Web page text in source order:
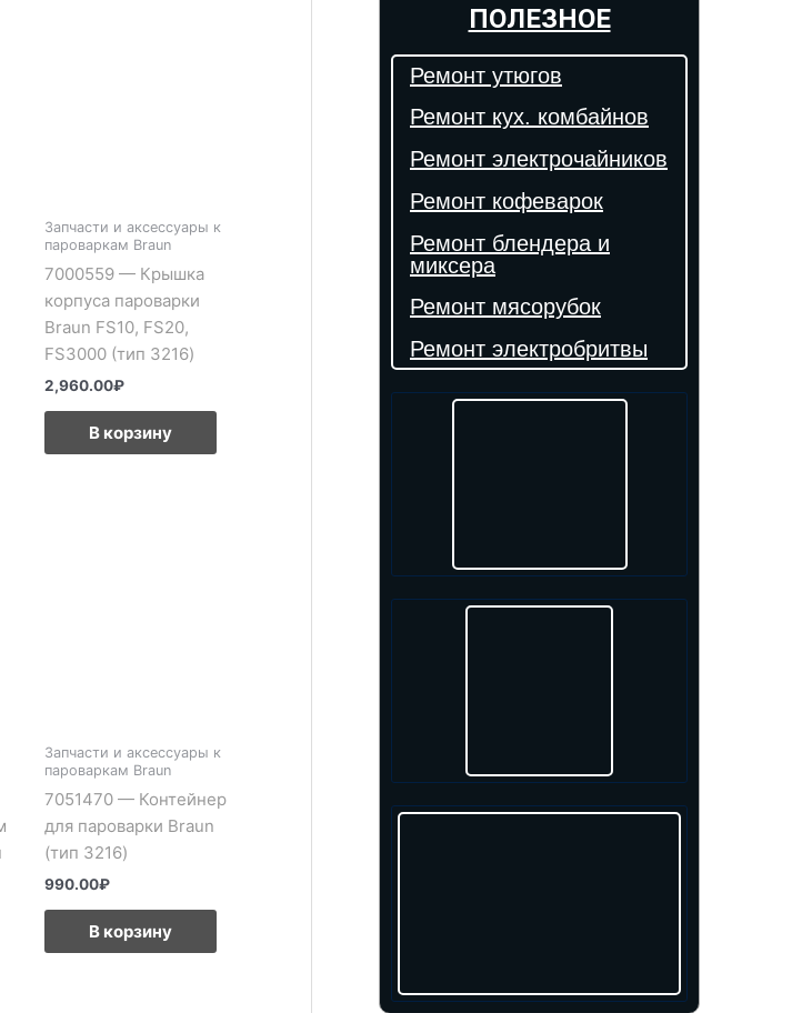
Запчасти и аксессуары к
пароваркам Braun
7000559 — Крышка
корпуса пароварки
Braun FS10, FS20,
FS3000 (тип 3216)
2,960.00₽
В корзину
Запчасти и аксессуары к
пароваркам Braun
7051470 — Контейнер
для пароварки Braun
(тип 3216)
990.00₽
В корзину
ПОЛЕЗНОЕ
Ремонт утюгов
Ремонт кух. комбайнов
Ремонт электрочайников
Ремонт кофеварок
Ремонт блендера и
миксера
Ремонт мясорубок
Ремонт электробритвы